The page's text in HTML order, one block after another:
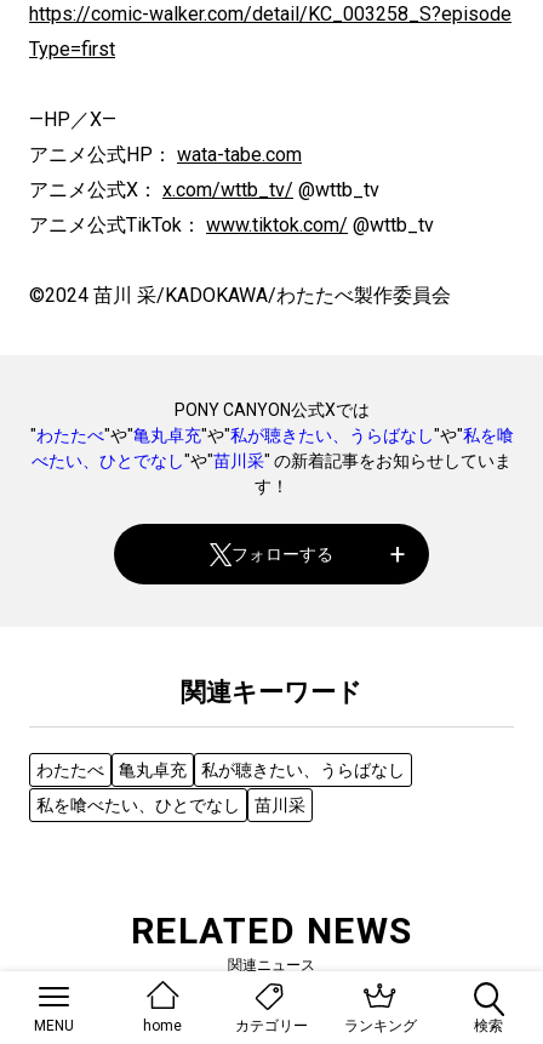
https://comic-walker.com/detail/KC_003258_S?episode
Type=first
—HP／X—
アニメ公式HP： wata-tabe.com
アニメ公式X： x.com/wttb_tv/ @wttb_tv
アニメ公式TikTok： www.tiktok.com/ @wttb_tv
©2024 苗川 采/KADOKAWA/わたたべ製作委員会
PONY CANYON公式Xでは
"わたたべ"や"亀丸卓充"や"私が聴きたい、うらばなし"や"私を喰
べたい、ひとでなし"や"苗川采" の新着記事をお知らせしていま
す！
フォローする
関連キーワード
わたたべ 亀丸卓充
私が聴きたい、うらばなし
私を喰べたい、ひとでなし
苗川采
RELATED NEWS
関連ニュース
MENU home カテゴリー ランキング 検索